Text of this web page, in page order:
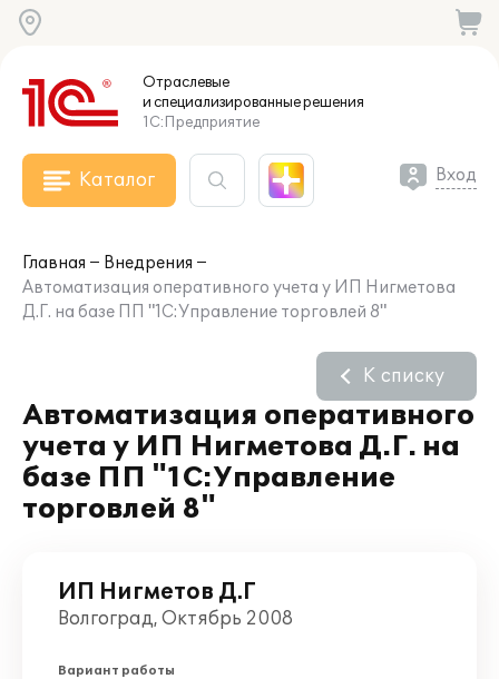
Отраслевые
и специализированныерешения
1С:Предприятие
Каталог Вход
Главная
Внедрения
Автоматизация оперативного учета у ИП Нигметова
Д.Г. на базе ПП "1С:Управление торговлей 8"
Автоматизация оперативного
учета у ИП Нигметова Д.Г. на
базе ПП "1С:Управление
торговлей 8"
К списку
ИП Нигметов Д.Г
Волгоград, Октябрь 2008
Вариант работы